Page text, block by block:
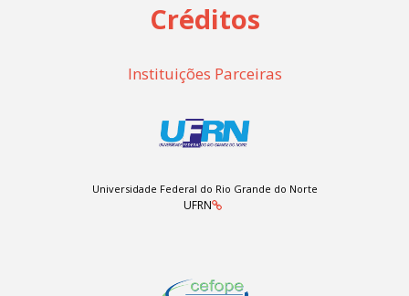
Créditos
Instituições Parceiras
Universidade Federal do Rio Grande do Norte
UFRN